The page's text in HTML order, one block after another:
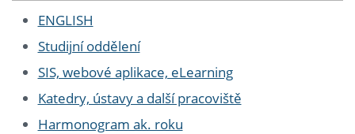
ENGLISH
Studijní oddělení
SIS, webové aplikace, eLearning
Katedry, ústavy a další pracoviště
Harmonogram ak. roku